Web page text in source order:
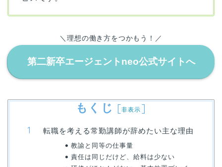
＼理想の働き方をつかもう！／
第二新卒エージェントneo公式サイトへ
もくじ [非表示 ]
転職を考える常勤講師が辞めたい主な理由
教諭と同等の仕事量
責任は同じだけど、給料は少ない